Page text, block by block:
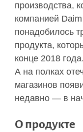
производства,
компанией
понадобилось
продукта,
конце 2018 года.
А на полках
магазинов
недавно — в
О продукте